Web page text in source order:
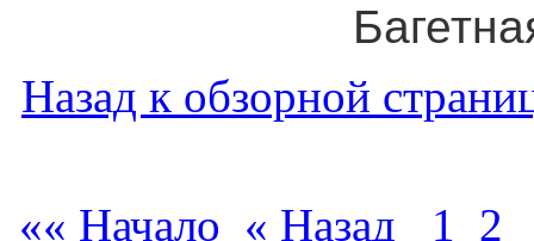
Назад к обзорной
«« Начало « Назад 1 2